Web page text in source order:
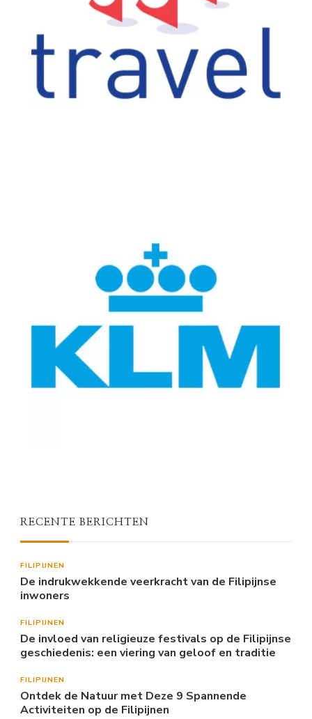
RECENTE BERICHTEN
FILIPIJNEN
De indrukwekkende veerkracht van de Filipijnse
inwoners
FILIPIJNEN
De invloed van religieuze festivals op de Filipijnse
geschiedenis: een viering van geloof en traditie
FILIPIJNEN
Ontdek de Natuur met Deze 9 Spannende
Activiteiten op de Filipijnen